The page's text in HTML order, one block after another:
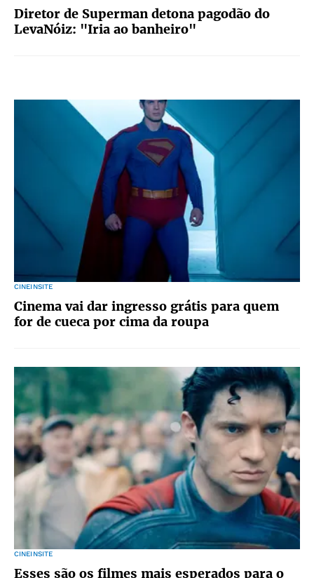
Diretor de Superman detona pagodão do
LevaNóiz: "Iria ao banheiro"
CINEINSITE
Cinema vai dar ingresso grátis para quem
for de cueca por cima da roupa
CINEINSITE
Esses são os filmes mais esperados para o